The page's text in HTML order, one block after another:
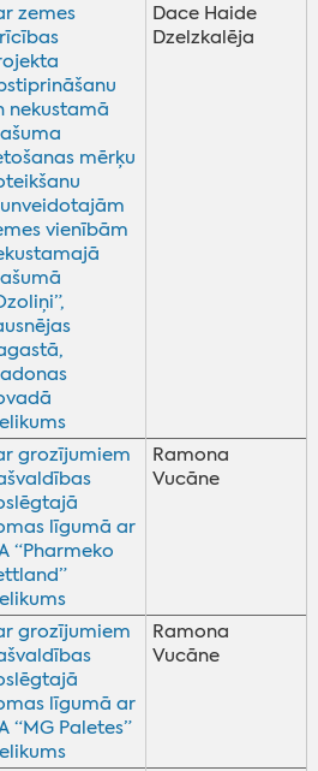
zemes
nekustamā
mērķu
vienībām
Dace Haide
Dzelzkalēja
grozījumiem
līgumā ar
“Pharmeko
Ramona
Vucāne
grozījumiem
līgumā ar
“MG Paletes”
Ramona
Vucāne